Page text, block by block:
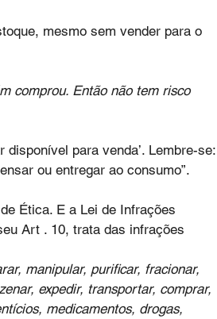
mesmo sem vender para o
comprou. Então não tem risco
para venda’. Lembre-se:
ou entregar ao consumo”.
Ética. E a Lei de Infrações
Art . 10, trata das infrações
manipular, purificar, fracionar,
expedir, transportar, comprar,
medicamentos, drogas,